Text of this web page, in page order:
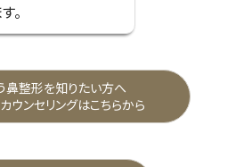
。
鼻整形を知りたい方へ
ウンセリングはこちらから